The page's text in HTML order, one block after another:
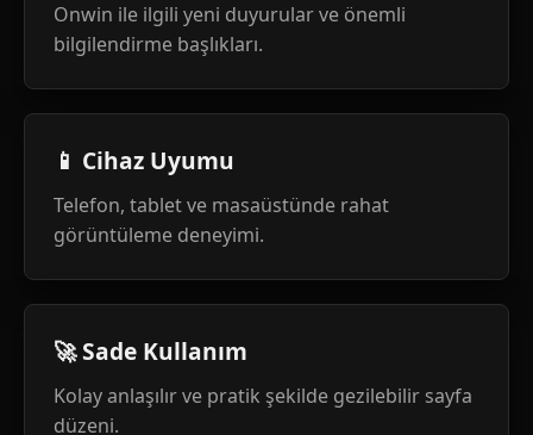
Onwin ile ilgili yeni duyurular ve önemli
bilgilendirme başlıkları.
📱 Cihaz Uyumu
Telefon, tablet ve masaüstünde rahat
görüntüleme deneyimi.
🚀 Sade Kullanım
Kolay anlaşılır ve pratik şekilde gezilebilir sayfa
düzeni.